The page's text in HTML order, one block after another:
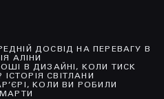
ДОСВІД НА ПЕРЕВАГУ В
АЛІНИ
В ДИЗАЙНІ, КОЛИ ТИСК
СВІТЛАНИ
КОЛИ ВИ РОБИЛИ